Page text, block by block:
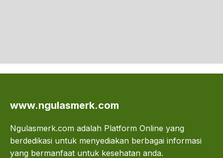
www.ngulasmerk.com
Ngulasmerk.com adalah Platform Online yang
berdedikasi untuk menyediakan berbagai informasi
yang bermanfaat untuk kesehatan anda.